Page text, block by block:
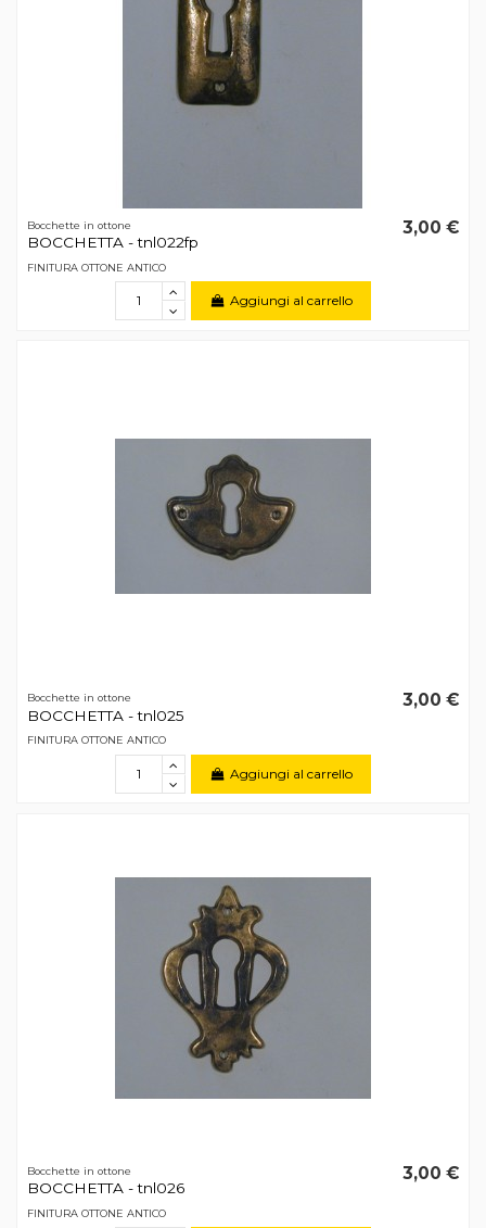
Bocchette in ottone
BOCCHETTA - tnl022fp
3,00 €
FINITURA OTTONE ANTICO
Aggiungi al carrello
Bocchette in ottone
BOCCHETTA - tnl025
3,00 €
FINITURA OTTONE ANTICO
Aggiungi al carrello
Bocchette in ottone
BOCCHETTA - tnl026
3,00 €
FINITURA OTTONE ANTICO